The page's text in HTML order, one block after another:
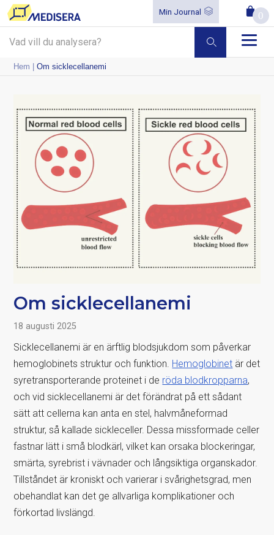
Min Journal 0
Hem |Om sicklecellanemi
Om sicklecellanemi
18 augusti 2025
Sicklecellanemi är en ärftlig blodsjukdom som påverkar
hemoglobinets struktur och funktion. Hemoglobinet är det
syretransporterande proteinet i de röda blodkropparna,
och vid sicklecellanemi är det förändrat på ett sådant
sätt att cellerna kan anta en stel, halvmåneformad
struktur, så kallade sickleceller. Dessa missformade celler
fastnar lätt i små blodkärl, vilket kan orsaka blockeringar,
smärta, syrebrist i vävnader och långsiktiga organskador.
Tillståndet är kroniskt och varierar i svårighetsgrad, men
obehandlat kan det ge allvarliga komplikationer och
förkortad livslängd.